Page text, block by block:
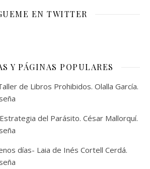
EN TWITTER
Y PÁGINAS POPULARES
de Libros Prohibidos. Olalla García.
del Parásito. César Mallorquí.
días- Laia de Inés Cortell Cerdá.